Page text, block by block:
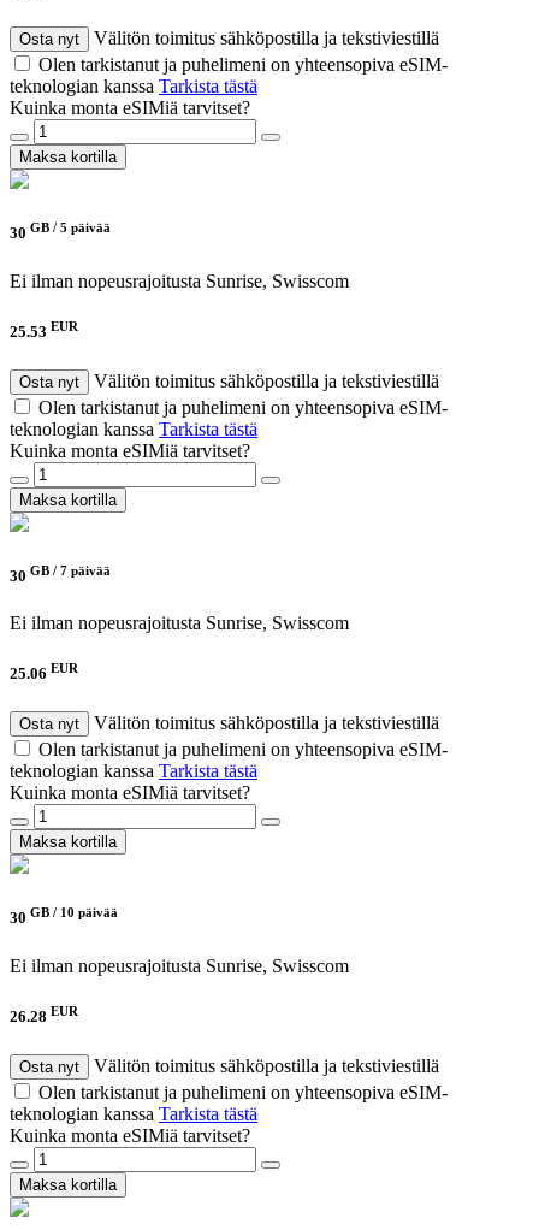
Osta nyt
Välitön toimitus sähköpostilla ja tekstiviestillä
Olen tarkistanut ja puhelimeni on yhteensopiva eSIM-
teknologian kanssa Tarkista tästä
Kuinka monta eSIMiä tarvitset?
Maksa kortilla
30 GB / 5 päivää
Ei ilman nopeusrajoitusta Sunrise, Swisscom
25.53 EUR
Osta nyt
Välitön toimitus sähköpostilla ja tekstiviestillä
Olen tarkistanut ja puhelimeni on yhteensopiva eSIM-
teknologian kanssa Tarkista tästä
Kuinka monta eSIMiä tarvitset?
Maksa kortilla
30 GB / 7 päivää
Ei ilman nopeusrajoitusta Sunrise, Swisscom
25.06 EUR
Osta nyt
Välitön toimitus sähköpostilla ja tekstiviestillä
Olen tarkistanut ja puhelimeni on yhteensopiva eSIM-
teknologian kanssa Tarkista tästä
Kuinka monta eSIMiä tarvitset?
Maksa kortilla
30 GB / 10 päivää
Ei ilman nopeusrajoitusta Sunrise, Swisscom
26.28 EUR
Osta nyt
Välitön toimitus sähköpostilla ja tekstiviestillä
Olen tarkistanut ja puhelimeni on yhteensopiva eSIM-
teknologian kanssa Tarkista tästä
Kuinka monta eSIMiä tarvitset?
Maksa kortilla